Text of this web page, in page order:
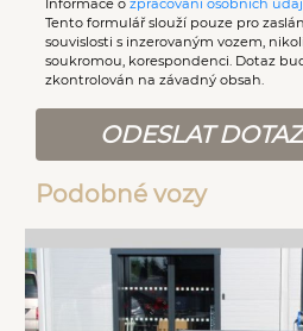
Tento formulář slouží pouze pro
souvislosti s inzerovaným vozem,
soukromou, korespondenci. Dotaz
zkontrolován na závadný obsah.
ODESLAT
Podobné vozy